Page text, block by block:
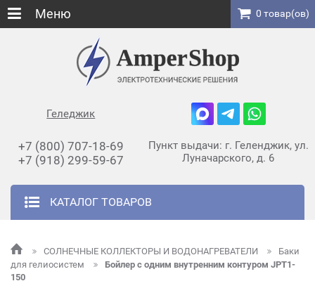
Геледжик
+7 (800) 707-18-69
+7 (918) 299-59-67
Пункт выдачи: г. Геленджик, ул.
Луначарского, д. 6
КАТАЛОГ ТОВАРОВ
Меню 0 товар(ов)
СОЛНЕЧНЫЕ КОЛЛЕКТОРЫ И ВОДОНАГРЕВАТЕЛИ
Баки
для гелиосистем
Бойлер с одним внутренним контуром JPT1-
150